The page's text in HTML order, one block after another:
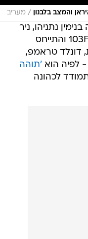
והמצב בלבנון / מעריב
נתניהו, ניר
חפץ, התראיין היום (שלישי) ל-103FM והתייחס
דונלד טראמפ,
- לפיה הוא'תוהה
לכהונה